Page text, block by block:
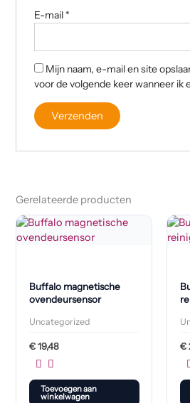
E-mail *
Mijn naam, e-mail en site
voor de volgende keer wanneer ik
Gerelateerde producten
Buffalo magnetische
ovendeursensor
Uncategorized
€19,48
Toevoegen aan
winkelwagen
€